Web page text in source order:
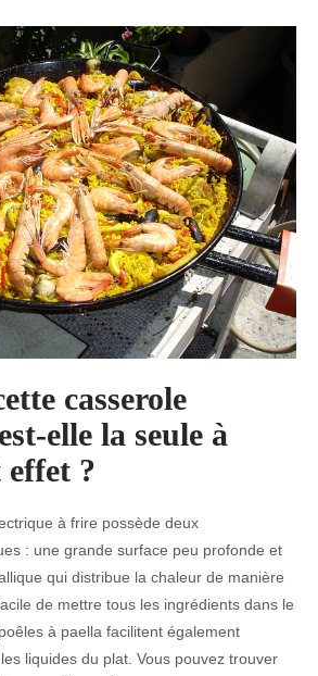
casserole
elle la seule à
?
à frire possède deux
: une grande surface peu profonde et
qui distribue la chaleur de manière
de mettre tous les ingrédients dans le
à paella facilitent également
liquides du plat. Vous pouvez trouver